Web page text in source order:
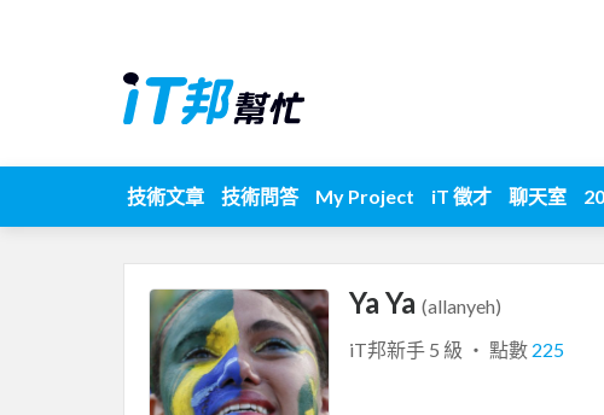
技術文章 技術問答 My Project iT 徵才 聊天室
Ya Ya (allanyeh)
iT邦新手 5 級 ‧ 點數 225